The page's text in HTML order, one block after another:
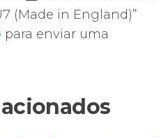
(Made in England)”
para enviar uma